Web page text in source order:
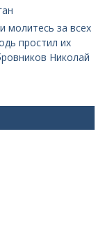
молитесь за всех
простил их
Николай